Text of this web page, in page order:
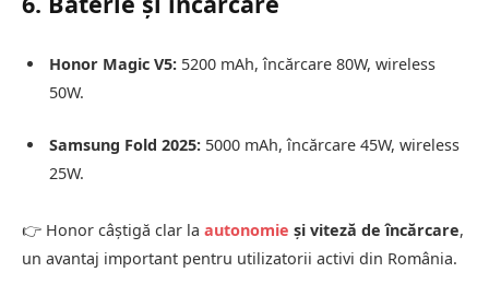
Honor Magic V5: 5200 mAh, încărcare 80W, wireless
50W.
Samsung Fold 2025: 5000 mAh, încărcare 45W, wireless
25W.
👉 Honor câștigă clar la autonomie și viteză de încărcare,
un avantaj important pentru utilizatorii activi din România.